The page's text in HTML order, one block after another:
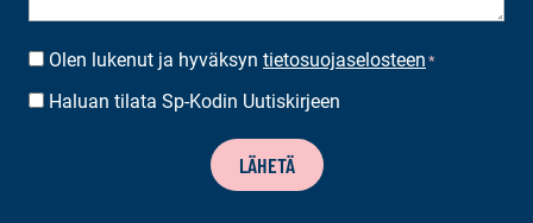
SUOSTUMUS*
Olen lukenut ja hyväksyn tietosuojaselosteen *
UUTISKIRJEEN
Haluan tilata Sp-Kodin Uutiskirjeen
LÄHETÄ